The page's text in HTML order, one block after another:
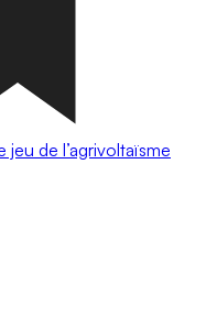
de l’agrivoltaïsme